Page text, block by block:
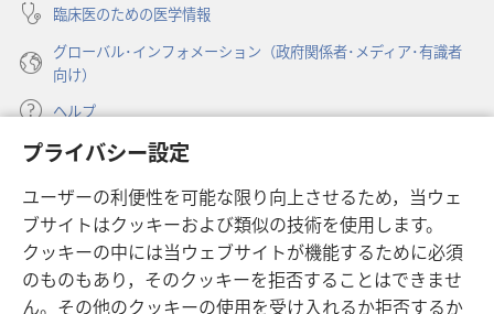
プライバシー設定
ユーザーの利便性を可能な限り向上させるため，当ウェ
ブサイトはクッキーおよび類似の技術を使用します。
クッキーの中には当ウェブサイトが機能するために必須
のものもあり，そのクッキーを拒否することはできませ
ん。その他のクッキーの使用を受け入れるか拒否するか
臨床医のための医学情報
グローバル･インフォメーション（政府関係者･メディア･有識者
向け）
ヘルプ
寄付
し
い
タ
ブ
で
ものみの塔 オンライン・ライブラリー
（新
し
い
タ
JW Hub ®
（新